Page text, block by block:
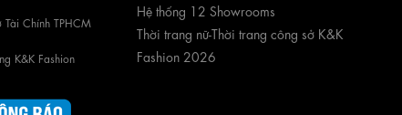
Chính TPHCM
K&K Fashion
Hệ thống 12 Showrooms
Thời trang nữ-Thời trang công sở K&K
Fashion 2026